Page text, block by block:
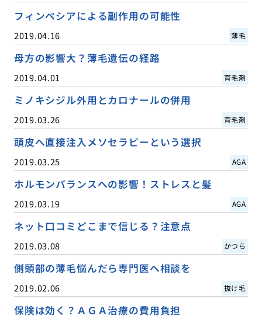
フィンペシアによる副作用の可能性
2019.04.16 薄毛
母方の影響大？薄毛遺伝の経路
2019.04.01 育毛剤
ミノキシジル外用とカロナールの併用
2019.03.26 育毛剤
頭皮へ直接注入メソセラピーという選択
2019.03.25 AGA
ホルモンバランスへの影響！ストレスと髪
2019.03.19 AGA
ネット口コミどこまで信じる？注意点
2019.03.08 かつら
側頭部の薄毛悩んだら専門医へ相談を
2019.02.06 抜け毛
保険は効く？ＡＧＡ治療の費用負担